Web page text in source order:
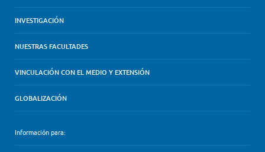
INVESTIGACIÓN
NUESTRAS FACULTADES
VINCULACIÓN CON EL MEDIO Y EXTENSIÓN
GLOBALIZACIÓN
Información para: